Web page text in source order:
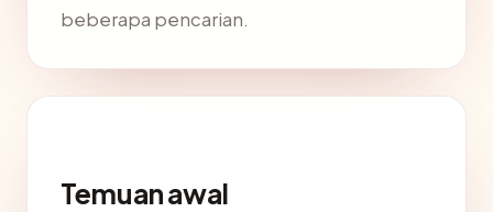
beberapa pencarian.
Temuan awal